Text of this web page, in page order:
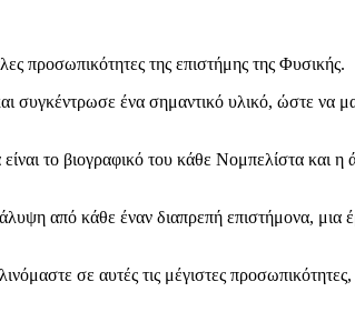
προσωπικότητες της επιστήμης της Φυσικής.
ένα σημαντικό υλικό, ώστε να
το βιογραφικό του κάθε Νομπελίστα και
από κάθε έναν διαπρεπή επιστήμονα,
σε αυτές τις μέγιστες